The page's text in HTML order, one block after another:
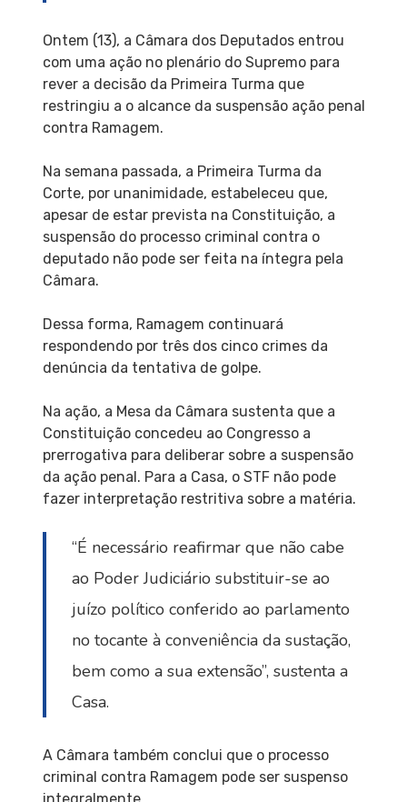
Ontem (13), a Câmara dos Deputados entrou
com uma ação no plenário do Supremo para
rever a decisão da Primeira Turma que
restringiu a o alcance da suspensão ação penal
contra Ramagem.
Na semana passada, a Primeira Turma da
Corte, por unanimidade, estabeleceu que,
apesar de estar prevista na Constituição, a
suspensão do processo criminal contra o
deputado não pode ser feita na íntegra pela
Câmara.
Dessa forma, Ramagem continuará
respondendo por três dos cinco crimes da
denúncia da tentativa de golpe.
Na ação, a Mesa da Câmara sustenta que a
Constituição concedeu ao Congresso a
prerrogativa para deliberar sobre a suspensão
da ação penal. Para a Casa, o STF não pode
fazer interpretação restritiva sobre a matéria.
“É necessário reafirmar que não cabe
ao Poder Judiciário substituir-se ao
juízo político conferido ao parlamento
no tocante à conveniência da sustação,
bem como a sua extensão”, sustenta a
Casa.
A Câmara também conclui que o processo
criminal contra Ramagem pode ser suspenso